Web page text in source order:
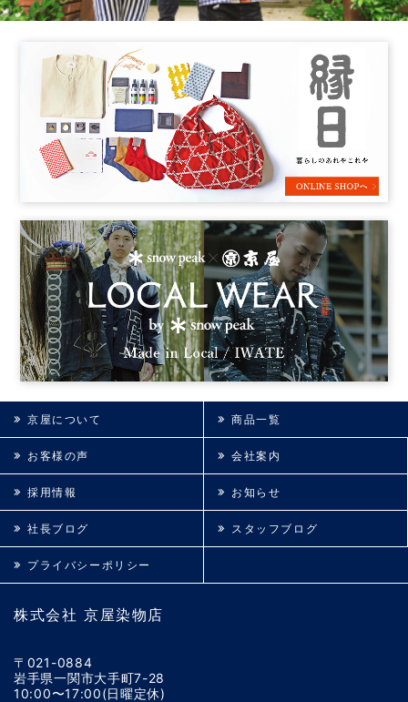
株式会社 京屋染物店
〒021-0884
岩手県一関市大手町7-28
10:00〜17:00(日曜定休)
京屋について 商品一覧
お客様の声 会社案内
採用情報 お知らせ
社長ブログ スタッフブログ
プライバシーポリシー